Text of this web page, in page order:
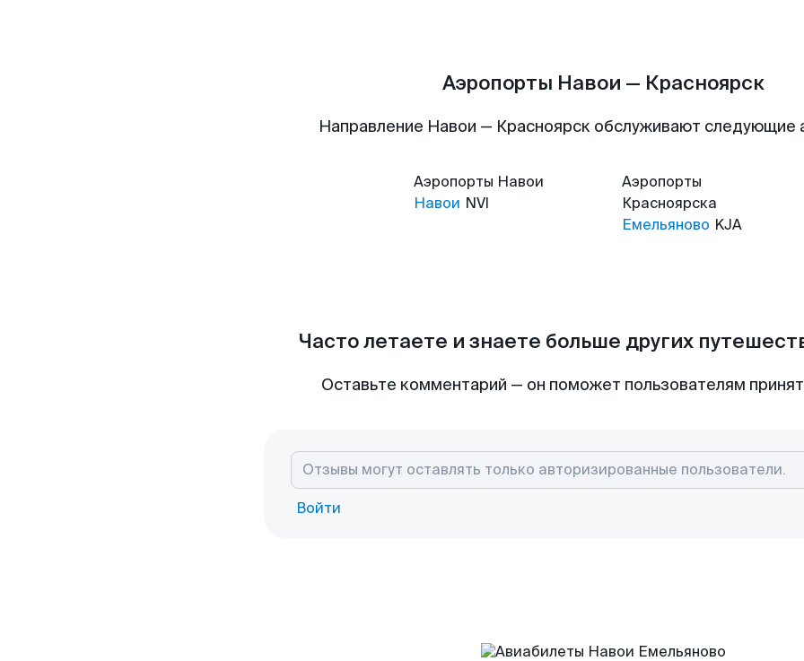
Аэропорты Навои — Красноярск
Направление Навои — Красноярск обслуживают следующие
Аэропорты Навои
Навои NVI
Аэропорты
Красноярска
Емельяново KJA
Часто летаете и знаете больше других
Оставьте комментарий — он поможет пользователям
Войти